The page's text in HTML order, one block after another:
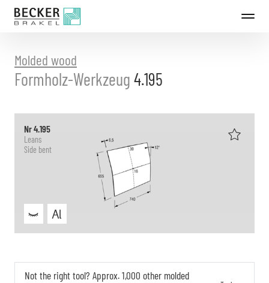
Directly
contentMolded wood
Formholz-Werkzeug 4.195
Nr 4.195
Leans
Side bent
Not the right tool? Approx. 1,000 other molded